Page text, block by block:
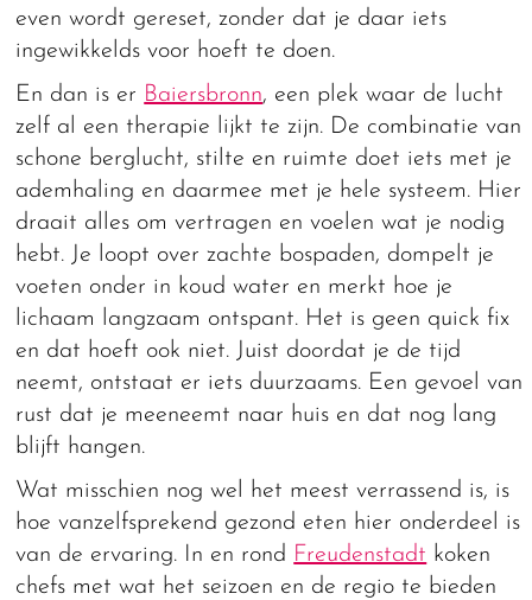
even wordt gereset, zonder dat je daar iets
ingewikkelds voor hoeft te doen.
En dan is er Baiersbronn, een plek waar de lucht
zelf al een therapie lijkt te zijn. De combinatie van
schone berglucht, stilte en ruimte doet iets met je
ademhaling en daarmee met je hele systeem. Hier
draait alles om vertragen en voelen wat je nodig
hebt. Je loopt over zachte bospaden, dompelt je
voeten onder in koud water en merkt hoe je
lichaam langzaam ontspant. Het is geen quick fix
en dat hoeft ook niet. Juist doordat je de tijd
neemt, ontstaat er iets duurzaams. Een gevoel van
rust dat je meeneemt naar huis en dat nog lang
blijft hangen.
Wat misschien nog wel het meest verrassend is, is
hoe vanzelfsprekend gezond eten hier onderdeel is
van de ervaring. In en rond Freudenstadt koken
chefs met wat het seizoen en de regio te bieden